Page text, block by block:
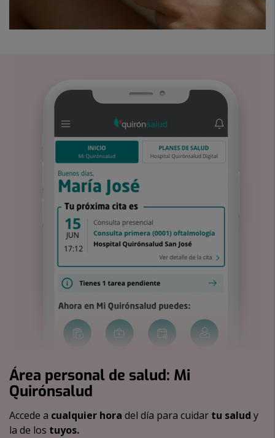
Área personal de salud: Mi
Quirónsalud
Accede a cualquier hora del día para cuidar tu salud y
la de los tuyos.